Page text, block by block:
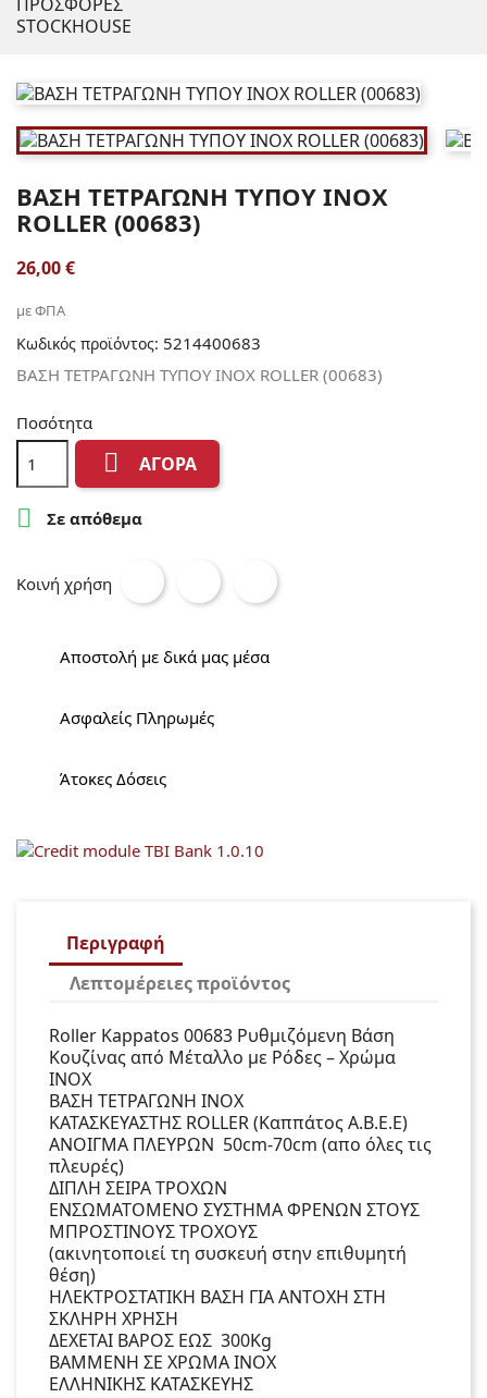
STOCKHOUSE
ΒΑΣΗ ΤΕΤΡΑΓΩΝΗ ΤΥΠΟΥ ΙΝΟΧ
ROLLER (00683)
26,00 €
με ΦΠΑ
Κωδικός προϊόντος: 5214400683
ΒΑΣΗ ΤΕΤΡΑΓΩΝΗ ΤΥΠΟΥ ΙΝΟΧ ROLLER (00683)
Ποσότητα
 ΑΓΟΡΆ
 Σε απόθεμα
Κοινή χρήση
Αποστολή με δικά μας μέσα
Ασφαλείς Πληρωμές
Άτοκες Δόσεις
Περιγραφή
Λεπτομέρειες προϊόντος
Roller Kappatos 00683 Ρυθμιζόμενη Βάση
Κουζίνας από Μέταλλο με Ρόδες – Χρώμα
INOX
ΒΑΣΗ ΤΕΤΡΑΓΩΝΗ INOX
ΚΑΤΑΣΚΕΥΑΣΤΗΣ ROLLER (Καππάτος Α.Β.Ε.Ε)
ΑΝΟΙΓΜΑ ΠΛΕΥΡΩΝ 50cm-70cm (απο όλες τις
πλευρές)
ΔΙΠΛΗ ΣΕΙΡΑ ΤΡΟΧΩΝ
ΕΝΣΩΜΑΤΟΜΕΝΟ ΣΥΣΤΗΜΑ ΦΡΕΝΩΝ ΣΤΟΥΣ
ΜΠΡΟΣΤΙΝΟΥΣ ΤΡΟΧΟΥΣ
(ακινητοποιεί τη συσκευή στην επιθυμητή
θέση)
ΗΛΕΚΤΡΟΣΤΑΤΙΚΗ ΒΑΣΗ ΓΙΑ ΑΝΤΟΧΗ ΣΤΗ
ΣΚΛΗΡΗ ΧΡΗΣΗ
ΔΕΧΕΤΑΙ ΒΑΡΟΣ ΕΩΣ 300Κg
ΒΑΜMΕΝΗ ΣΕ ΧΡΩΜΑ INOX
ΕΛΛΗΝΙΚΗΣ ΚΑΤΑΣΚΕΥΗΣ